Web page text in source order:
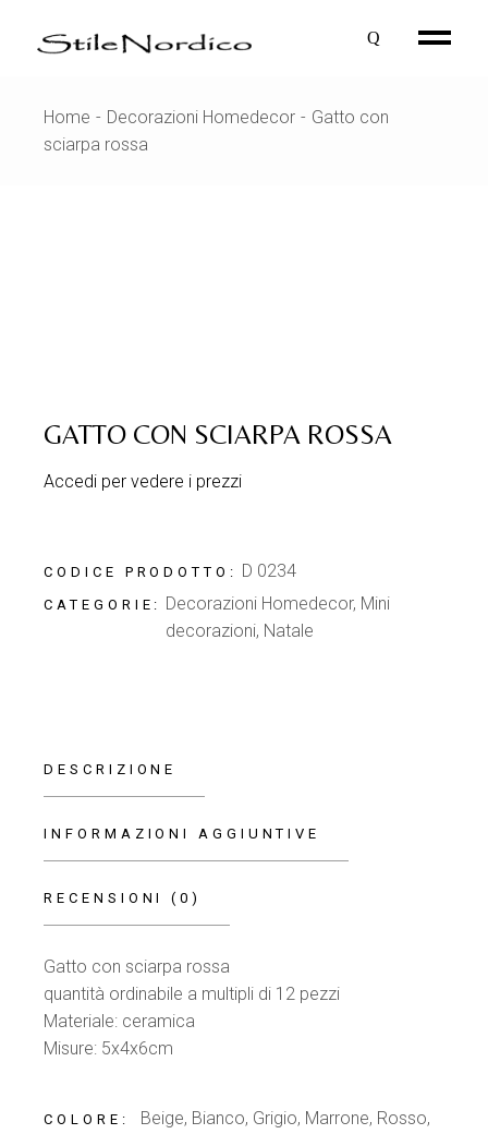
content
Home Decorazioni Homedecor
Gatto con
sciarpa rossa
GATTO CON SCIARPA ROSSA
Accedi per vedere i prezzi
CODICE PRODOTTO: D 0234
CATEGORIE: Decorazioni Homedecor, Mini
decorazioni, Natale
DESCRIZIONE
INFORMAZIONI AGGIUNTIVE
RECENSIONI (0)
Gatto con sciarpa rossa
quantità ordinabile a multipli di 12 pezzi
Materiale: ceramica
Misure: 5x4x6cm
COLORE
Beige, Bianco, Grigio, Marrone, Rosso,